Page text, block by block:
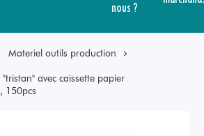
nous ?
Materiel outils production
avec caissette papier
150pcs